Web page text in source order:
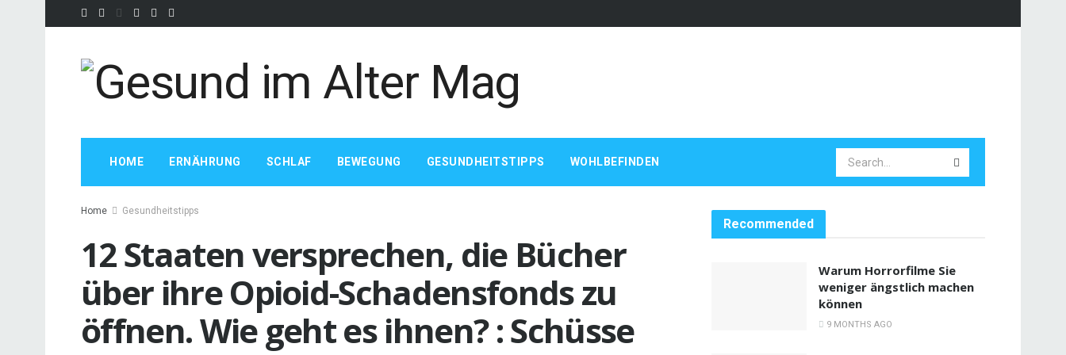
HOME ERNÄHRUNG SCHLAF BEWEGUNG GESUNDHEITSTIPPS WOHLBEFINDEN
Home Gesundheitstipps
12 Staaten versprechen, die Bücher
über ihre Opioid-Schadensfonds zu
öffnen. Wie geht es ihnen? : Schüsse
Recommended
Warum Horrorfilme Sie
weniger ängstlich machen
können
9 MONTHS AGO